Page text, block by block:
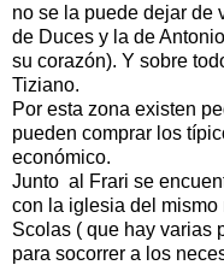
no se la puede dejar de
de Duces y la de
su corazón). Y sobre
Tiziano.
Por esta zona existen
pueden comprar los
económico.
Junto al Frari se
con la iglesia del mismo
Scolas ( que hay varias
para socorrer a los